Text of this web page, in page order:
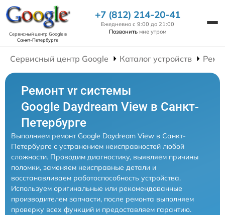
Сервисный центр Googleв
Санкт-Петербурге
+7 (812) 214-20-41
Ежедневно с 9:00 до 21:00
Позвонить мне утром
Сервисный центр Google Каталог устройств
Ремонт vr системы
Google Daydream View в Санкт-
Петербурге
Выполняем ремонт Google Daydream View в Санкт-
Петербурге с устранением неисправностей любой
сложности. Проводим диагностику, выявляем причины
поломки, заменяем неисправные детали и
восстанавливаем работоспособность устройства.
Используем оригинальные или рекомендованные
производителем запчасти, после ремонта выполняем
проверку всех функций и предоставляем гарантию.